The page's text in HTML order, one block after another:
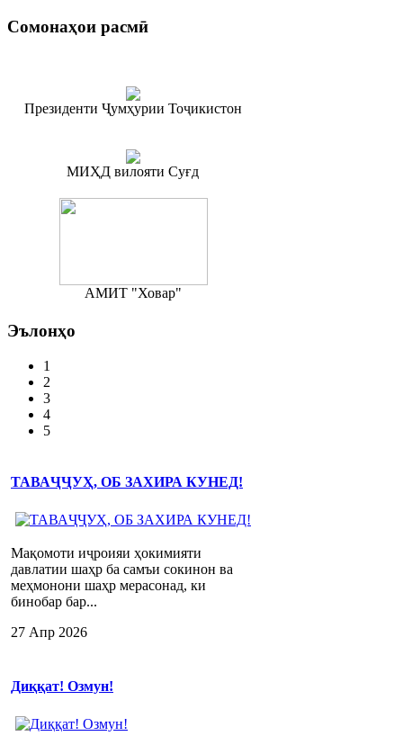
Сомонаҳои расмӣ
Президенти Ҷумҳурии Тоҷикистон
МИҲД вилояти Суғд
АМИТ "Ховар"
Эълонҳо
1
2
3
4
5
ТАВАҶҶУҲ, ОБ ЗАХИРА КУНЕД!
Мақомоти иҷроияи ҳокимияти
давлатии шаҳр ба самъи сокинон ва
меҳмонони шаҳр мерасонад, ки
бинобар бар...
27 Апр 2026
Диққат! Озмун!